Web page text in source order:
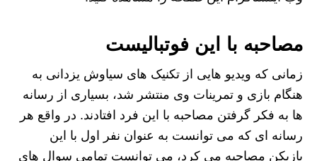
مصاحبه با این فوتبالیست
زمانی که ویدیو هایی از تکنیک های سیاوش یزدانی به
هنگام بازی و تمرینات وی منتشر شد، بسیاری از رسانه
ها به فکر گرفتن مصاحبه با این فرد افتادند. در واقع هر
رسانه ای که می توانست به عنوان نفر اول با این
بازیکن مصاحبه می کرد، می توانست تمامی سوال های